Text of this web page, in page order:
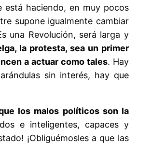
está haciendo, en muy pocos
supone igualmente cambiar
una Revolución, será larga y
la protesta, sea un primer
a actuar como tales. Hay
sin interés, hay que
los malos políticos son la
e inteligentes, capaces y
¡Obliguémosles a que las